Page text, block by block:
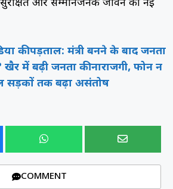
और सम्मानजनक जीवन की नई
की पड़ताल: मंत्री बनने के बाद जनता
खैर में बढ़ी जनता की नाराजगी, फोन न
सड़कों तक बढ़ा असंतोष
COMMENT